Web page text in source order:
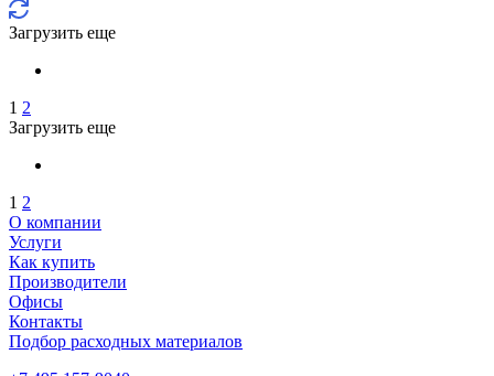
Загрузить еще
1 2
Загрузить еще
1 2
О компании
Услуги
Как купить
Производители
Офисы
Контакты
Подбор расходных материалов